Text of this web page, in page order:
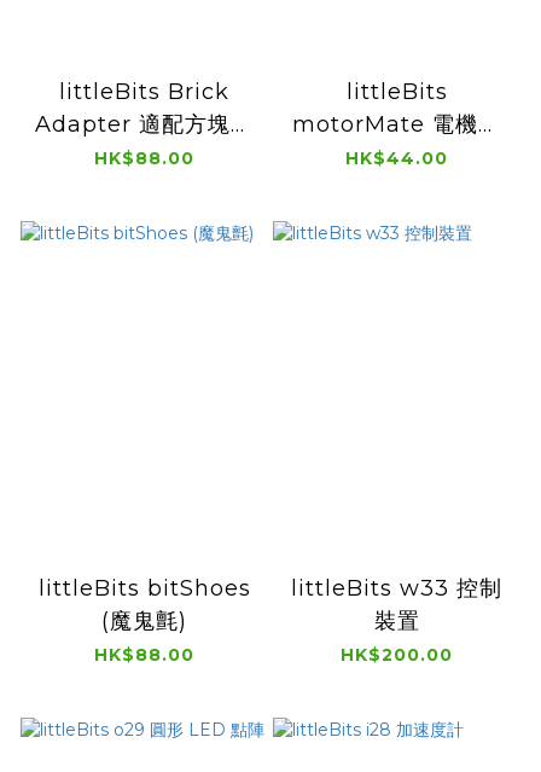
littleBits Brick
Adapter 適配方塊積
木
HK$88.00
littleBits
motorMate 電機螺
絲 (D 軸)
HK$44.00
littleBits bitShoes
(魔鬼氈)
HK$88.00
littleBits w33 控制
裝置
HK$200.00